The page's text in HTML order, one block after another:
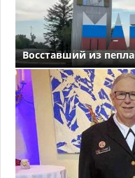
Восставший из пепла